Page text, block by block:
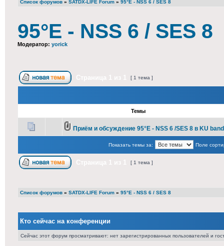
Список форумов » SATDX-LIFE Forum » 95°E - NSS 6 / SES 8
95°E - NSS 6 / SES 8
Модератор: yorick
[ 1 тема ]
Темы
Приём и обсуждение 95°E - NSS 6 /SES 8 в KU band
Показать темы за: Поле
[ 1 тема ]
Список форумов » SATDX-LIFE Forum » 95°E - NSS 6 / SES 8
Кто сейчас на конференции
Сейчас этот форум просматривают: нет зарегистрированных пользователей и